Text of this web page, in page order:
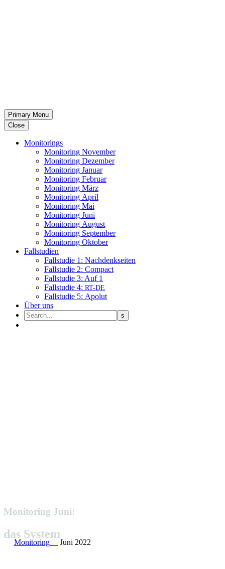
Primary Menu
Close
Moni­to­rings
Moni­to­ring November
Moni­to­ring Dezember
Moni­to­ring Januar
Moni­to­ring Februar
Moni­to­ring März
Moni­to­ring April
Moni­to­ring Mai
Moni­to­ring Juni
Moni­to­ring August
Moni­to­ring September
Moni­to­ring Oktober
Fall­stu­dien
Fall­stu­die 1: Nachdenkseiten
Fall­stu­die 2: Compact
Fall­stu­die 3: Auf 1
Fall­stu­die 4: RT-DE
Fall­stu­die 5: Apolut
Über uns
Monitoring Juni 2022
Moni­to­ring Juni:
das System